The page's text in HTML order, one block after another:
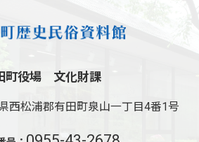
町役場 文化財課
西松浦郡有田町泉山一丁目4番1号